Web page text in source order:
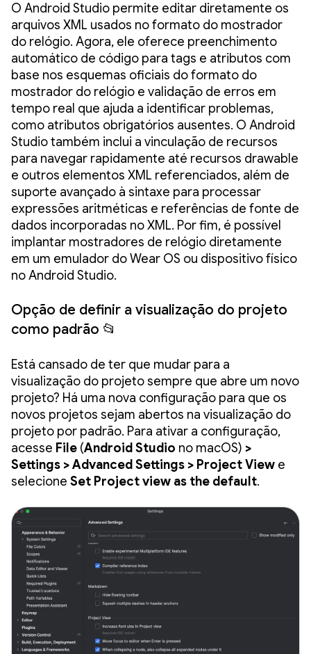
O Android Studio permite editar diretamente os
arquivos XML usados no formato do mostrador
do relógio. Agora, ele oferece preenchimento
automático de código para tags e atributos com
base nos esquemas oficiais do formato do
mostrador do relógio e validação de erros em
tempo real que ajuda a identificar problemas,
como atributos obrigatórios ausentes. O Android
Studio também inclui a vinculação de recursos
para navegar rapidamente até recursos drawable
e outros elementos XML referenciados, além de
suporte avançado à sintaxe para processar
expressões aritméticas e referências de fonte de
dados incorporadas no XML. Por fim, é possível
implantar mostradores de relógio diretamente
em um emulador do Wear OS ou dispositivo físico
no Android Studio.
Opção de definir a visualização do projeto
como padrão 📂
Está cansado de ter que mudar para a
visualização do projeto sempre que abre um novo
projeto? Há uma nova configuração para que os
novos projetos sejam abertos na visualização do
projeto por padrão. Para ativar a configuração,
acesse File (Android Studio no macOS) >
Settings > Advanced Settings > Project View e
selecione Set Project view as the default.